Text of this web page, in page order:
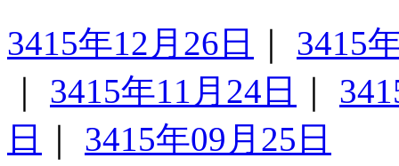
3415年12月26日
3415
3415年11月24日
日
3415年09月25日